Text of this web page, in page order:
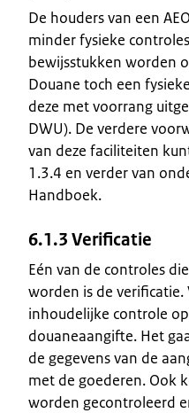
De houders van een
minder fysieke
bewijsstukken worden
Douane toch een
deze met voorrang
DWU). De verdere
van deze faciliteiten
1.3.4 en verder van
Handboek.
6.1.3 Verificatie
Eén van de controles
worden is de
inhoudelijke controle
douaneaangifte. Het
de gegevens van de
met de goederen. Ook
worden gecontroleerd